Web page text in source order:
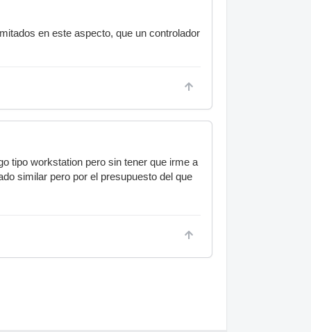
en este aspecto, que un controlador
tipo workstation pero sin tener que irme a
similar pero por el presupuesto del que